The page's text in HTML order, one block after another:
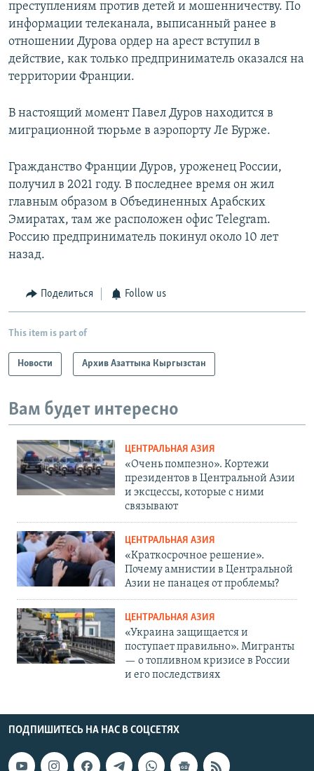
преступлениям против детей и мошенничеству. По
информации телеканала, выписанный ранее в
отношении Дурова ордер на арест вступил в
действие, как только предприниматель оказался на
территории Франции.
В настоящий момент Павел Дуров находится в
миграционной тюрьме в аэропорту Ле Бурже.
Гражданство Франции Дуров, уроженец России,
получил в 2021 году. В последнее время он жил
главным образом в Объединенных Арабских
Эмиратах, там же расположен офис Telegram.
Россию предприниматель покинул около 10 лет
назад.
Поделиться Follow us
This item is part of
Новости Архив Азаттыка Кыргызстан
Вам будет интересно
ЦЕНТРАЛЬНАЯ АЗИЯ
«Очень помпезно». Кортежи
президентов в Центральной Азии
и эксцессы, которые с ними
связывают
ЦЕНТРАЛЬНАЯ АЗИЯ
«Краткосрочное решение».
Почему амнистии в Центральной
Азии не панацея от проблемы?
ЦЕНТРАЛЬНАЯ АЗИЯ
«Украина защищается и
поступает правильно». Мигранты
— о топливном кризисе в России
и его последствиях
ПОДПИШИТЕСЬ НА НАС В СОЦСЕТЯХ